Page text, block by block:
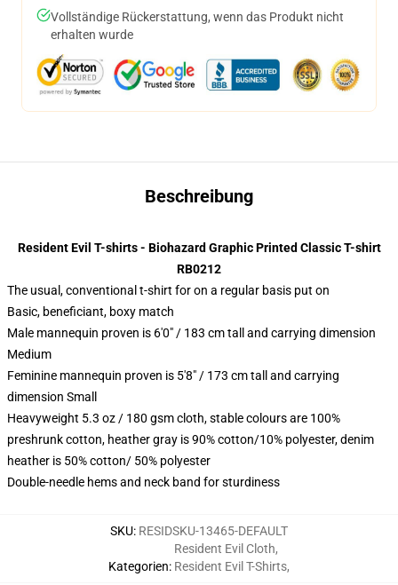
Vollständige Rückerstattung, wenn das Produkt nicht
erhalten wurde
Beschreibung
Resident Evil T-shirts - Biohazard Graphic Printed Classic T-shirt
RB0212
The usual, conventional t-shirt for on a regular basis put on
Basic, beneficiant, boxy match
Male mannequin proven is 6'0" / 183 cm tall and carrying dimension
Medium
Feminine mannequin proven is 5'8" / 173 cm tall and carrying
dimension Small
Heavyweight 5.3 oz / 180 gsm cloth, stable colours are 100%
preshrunk cotton, heather gray is 90% cotton/10% polyester, denim
heather is 50% cotton/ 50% polyester
Double-needle hems and neck band for sturdiness
SKU: RESIDSKU-13465-DEFAULT
Kategorien:
Resident Evil Cloth,
Resident Evil T-Shirts,